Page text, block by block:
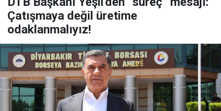
Çatışmaya değil üretime
odaklanmalıyız!